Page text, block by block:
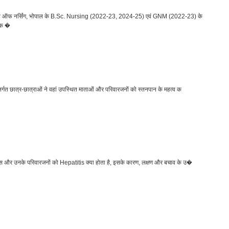
ऑफ नर्सिंग, भोपाल के B.Sc. Nursing (2022-23, 2024-25) एवं GNM (2022-23) के
�
छात्र-छात्राओं ने वहां उपस्थित माताओं और परिवारजनों को स्तनपान के महत्व क
और उनके परिवारजनों को Hepatitis क्या होता है, इसके कारण, लक्षण और बचाव के उ�